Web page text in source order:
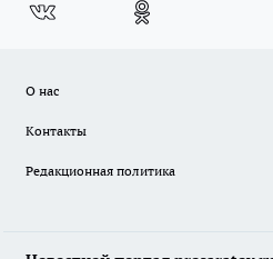
О нас
Контакты
Редакционная политика